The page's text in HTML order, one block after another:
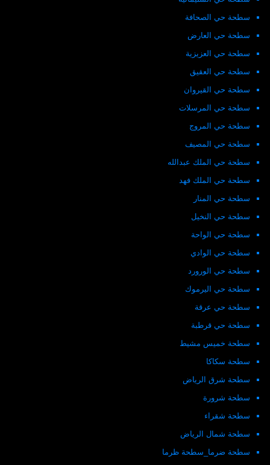
سطحة حي الصحافة
سطحة حي العارض
سطحة حي العزيزية
سطحة حي العقيق
سطحة حي القيروان
سطحة حي المرسلات
سطحة حي المروج
سطحة حي المصيف
سطحة حي الملك عبدالله
سطحة حي الملك فهد
سطحة حي المنار
سطحة حي النخيل
سطحة حي الواحة
سطحة حي الوادي
سطحة حي الورورد
سطحة حي اليرموك
سطحة حي عرقة
سطحة حي قرطبة
سطحة خميس مشيط
سطحة سكاكا
سطحة شرق الرياض
سطحة شرورة
سطحة شقراء
سطحة شمال الرياض
سطحة ضرما_سطحة ظرما